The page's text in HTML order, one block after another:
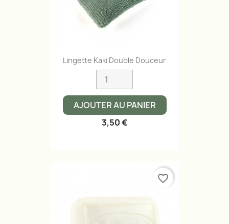
Lingette Kaki Double Douceur
AJOUTER AU PANIER
3,50 €
favorite_border